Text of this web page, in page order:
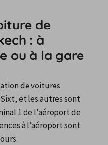
de
: à
ou à la gare
de voitures
et les autres sont
1 de l’aéroport de
à l’aéroport sont